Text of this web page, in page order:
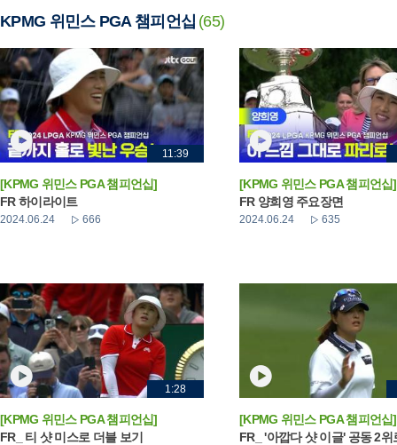
KPMG 위민스 PGA 챔피언십 (65)
11:39
[KPMG 위민스 PGA 챔피언십]
FR 하이라이트
2024.06.24 666
[KPMG 위민스 PGA 챔피언십]
FR 양희영 주요장면
2024.06.24 635
1:28
[KPMG 위민스 PGA 챔피언십]
FR_ 티 샷 미스로 더블 보기
[KPMG 위민스 PGA 챔피언십]
FR_ '아깝다 샷 이글' 공동 2위